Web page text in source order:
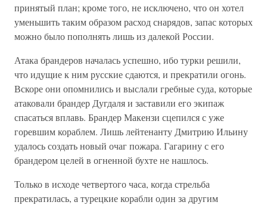
принятый план; кроме того, не исключено, что он хотел
уменьшить таким образом расход снарядов, запас которых
можно было пополнять лишь из далекой России.
Атака брандеров началась успешно, ибо турки решили,
что идущие к ним русские сдаются, и прекратили огонь.
Вскоре они опомнились и выслали гребные суда, которые
атаковали брандер Дугдаля и заставили его экипаж
спасаться вплавь. Брандер Макензи сцепился с уже
горевшим кораблем. Лишь лейтенанту Дмитрию Ильину
удалось создать новый очаг пожара. Гагарину с его
брандером целей в огненной бухте не нашлось.
Только в исходе четвертого часа, когда стрельба
прекратилась, а турецкие корабли один за другим